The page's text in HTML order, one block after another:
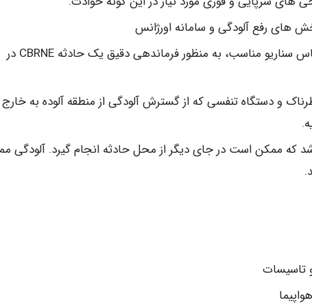
رفع آلودگی و سامانه اورژانس
طراحی و تجهیز دستگاه های مورد نیاز در سامانه براساس سناریو مناسب، به منظور فرماندهی دقیق یک حادثه CBRNE در
و دستگاه تنفسی که از گسترش آلودگی از منطقه آلوده به
که ممکن است در جای دیگر از محل حادثه انجام گیرد. آلودگی
تاسیسات